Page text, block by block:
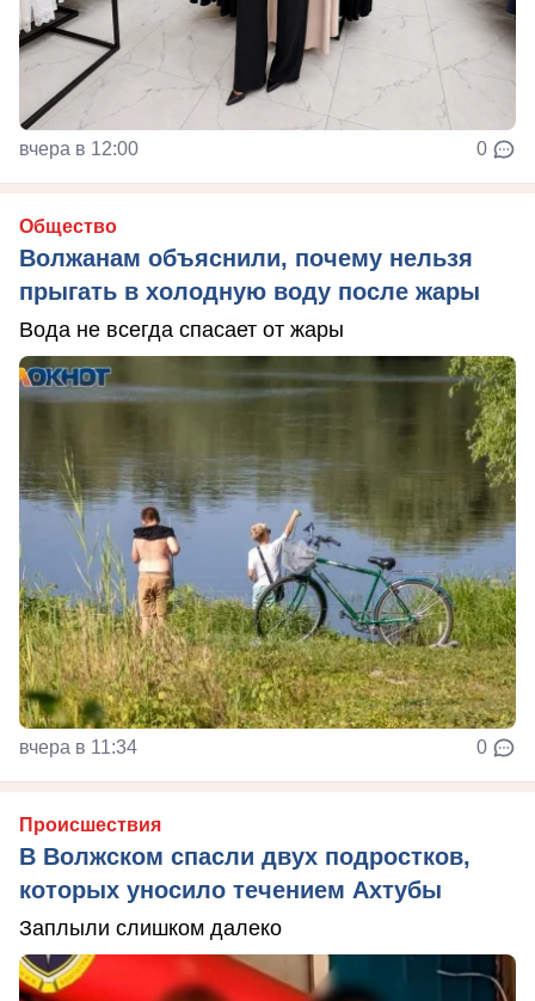
вчера в 12:00 0
Общество
Волжанам объяснили, почему нельзя
прыгать в холодную воду после жары
Вода не всегда спасает от жары
вчера в 11:34 0
Происшествия
В Волжском спасли двух подростков,
которых уносило течением Ахтубы
Заплыли слишком далеко